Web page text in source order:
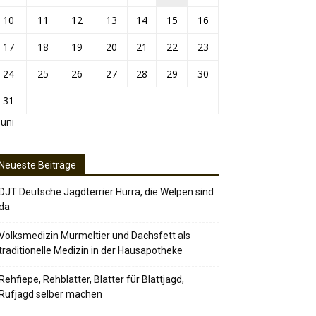
10 11 12 13 14 15
16
17
18 19 20 21 22
23
24
25 26 27 28 29
30
31
Beiträge
Deutsche Jagdterrier Hurra, die Welpen sind
Murmeltier und Dachsfett als
Medizin in der Hausapotheke
Rehblatter, Blatter für Blattjagd,
selber machen